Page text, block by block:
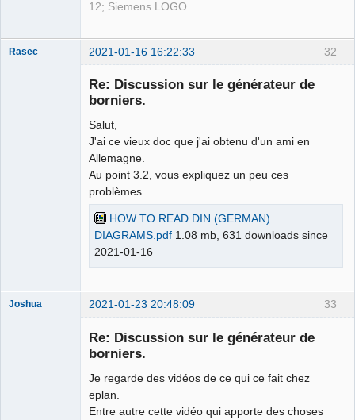
12; Siemens LOGO
32
Rasec 2021-01-16 16:22:33
Re: Discussion sur le générateur de
borniers.
Salut,
J'ai ce vieux doc que j'ai obtenu d'un ami en
Allemagne.
Au point 3.2, vous expliquez un peu ces
problèmes.
HOW TO READ DIN (GERMAN)
DIAGRAMS.pdf 1.08 mb, 631 downloads since
2021-01-16
33
Joshua 2021-01-23 20:48:09
Re: Discussion sur le générateur de
borniers.
Je regarde des vidéos de ce qui ce fait chez
eplan.
Entre autre cette vidéo qui apporte des choses